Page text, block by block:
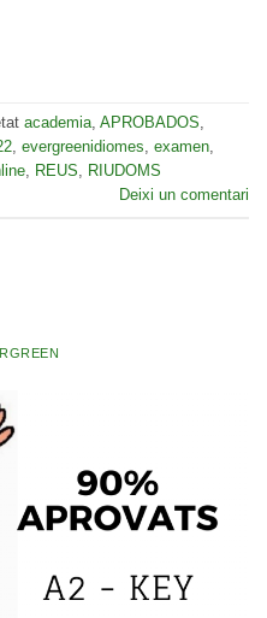
academia APROBADOS
evergreenidiomes examen
REUS
RIUDOMS
Deixi un comentari